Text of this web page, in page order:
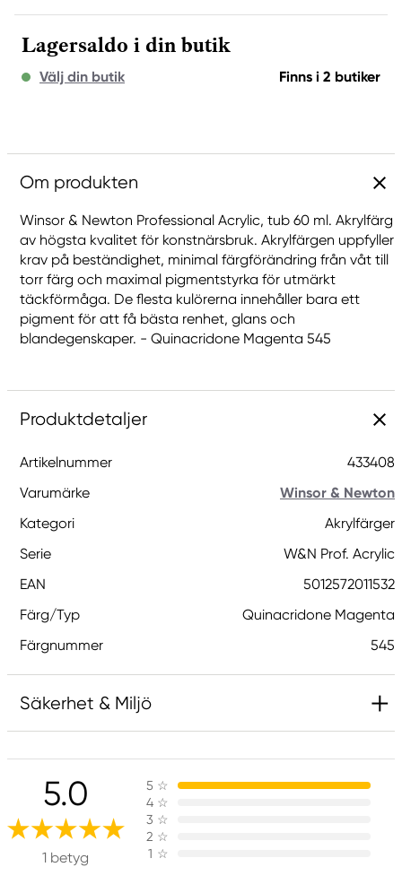
Lagersaldo i din butik
Välj din butik Finns i 2 butiker
Om produkten
Winsor & Newton Professional Acrylic, tub 60 ml. Akrylfärg
av högsta kvalitet för konstnärsbruk. Akrylfärgen uppfyller
krav på beständighet, minimal färgförändring från våt till
torr färg och maximal pigmentstyrka för utmärkt
täckförmåga. De flesta kulörerna innehåller bara ett
pigment för att få bästa renhet, glans och
blandegenskaper. - Quinacridone Magenta 545
Produktdetaljer
Artikelnummer
433408
Varumärke
Winsor & Newton
Kategori
Akrylfärger
Serie
W&N Prof. Acrylic
EAN
5012572011532
Färg/Typ
Quinacridone Magenta
Färgnummer
545
Säkerhet & Miljö
Ansvarig EU
Winsor & Newton
Colart Sweden AB
Östra Långgatan 87
61930 Trosa, Sweden
5.0
1 betyg
5 ☆
4 ☆
3 ☆
2 ☆
1 ☆